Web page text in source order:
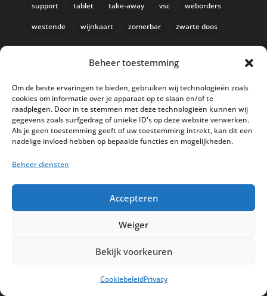
Beheer toestemming
Om de beste ervaringen te bieden, gebruiken wij technologieën zoals
cookies om informatie over je apparaat op te slaan en/of te
raadplegen. Door in te stemmen met deze technologieën kunnen wij
gegevens zoals surfgedrag of unieke ID's op deze website verwerken.
Als je geen toestemming geeft of uw toestemming intrekt, kan dit een
nadelige invloed hebben op bepaalde functies en mogelijkheden.
Beheer diensten
Accepteren
Weiger
Bekijk voorkeuren
CookiebeleidPrivacy
support tablet take-away vsc weborders
westende wijnkaart zomerbar zwarte doos
AI in de Horeca kassawereld
Bestel nu nog aan de 2025 prijzen
Safran Palace start met nieuw
Privacy